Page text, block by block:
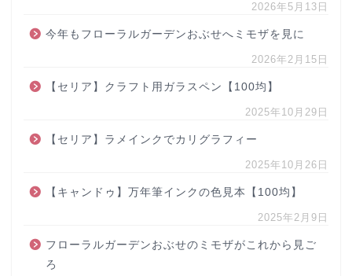
2026年5月13日
今年もフローラルガーデンおぶせへミモザを見に
2026年2月15日
【セリア】クラフト用ガラスペン【100均】
2025年10月29日
【セリア】ラメインクでカリグラフィー
2025年10月26日
【キャンドゥ】万年筆インクの色見本【100均】
2025年2月9日
フローラルガーデンおぶせのミモザがこれから見ご
ろ